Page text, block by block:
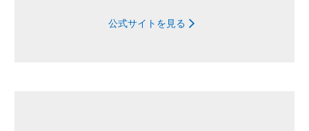
公式サイトを見る